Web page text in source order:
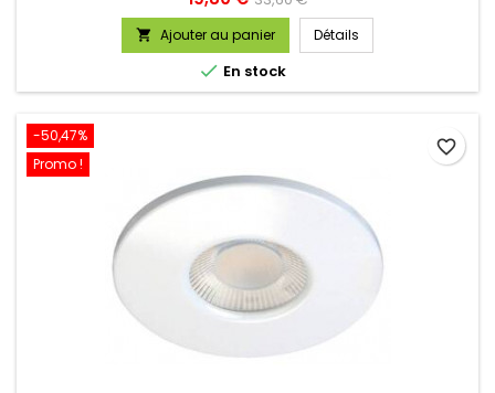
de
base
 Ajouter au panier Détails
 En stock
-50,47%
Promo !
favorite_border